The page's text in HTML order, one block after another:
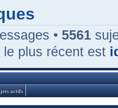
• 5561
le plus récent est
actifs